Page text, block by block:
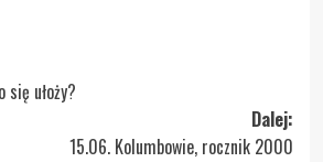
ułoży?
Dalej:
15.06. Kolumbowie, rocznik 2000